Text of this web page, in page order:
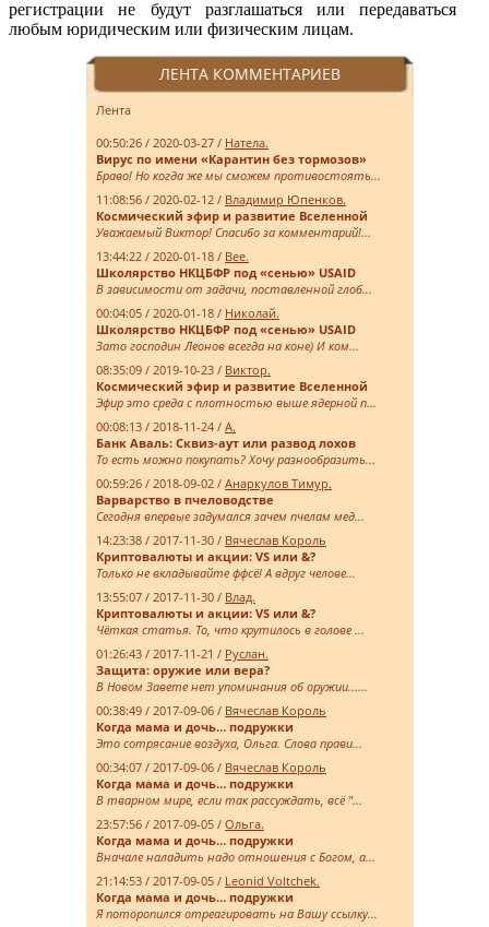
регистрации не будут разглашаться или передаваться
любым юридическим или физическим лицам.
ЛЕНТА КОММЕНТАРИЕВ
Лента
00:50:26 / 2020-03-27 / Натела.
Вирус по имени «Карантин без тормозов»
Браво! Но когда же мы сможем противостоять...
11:08:56 / 2020-02-12 / Владимир Юпенков.
Космический эфир и развитие Вселенной
Уважаемый Виктор! Спасибо за комментарий!...
13:44:22 / 2020-01-18 / Bee.
Школярство НКЦБФР под «сенью» USAID
В зависимости от задачи, поставленной глоб...
00:04:05 / 2020-01-18 / Николай.
Школярство НКЦБФР под «сенью» USAID
Зато господин Леонов всегда на коне) И ком...
08:35:09 / 2019-10-23 / Виктор.
Космический эфир и развитие Вселенной
Эфир это среда с плотностью выше ядерной п...
00:08:13 / 2018-11-24 / А.
Банк Аваль: Сквиз-аут или развод лохов
То есть можно покупать? Хочу разнообразить...
00:59:26 / 2018-09-02 / Анаркулов Тимур.
Варварство в пчеловодстве
Сегодня впервые задумался зачем пчелам мед...
14:23:38 / 2017-11-30 / Вячеслав Король
Криптовалюты и акции: VS или &?
Только не вкладывайте ффсё! А вдруг челове...
13:55:07 / 2017-11-30 / Влад.
Криптовалюты и акции: VS или &?
Чёткая статья. То, что крутилось в голове ...
01:26:43 / 2017-11-21 / Руслан.
Защита: оружие или вера?
В Новом Завете нет упоминания об оружии......
00:38:49 / 2017-09-06 / Вячеслав Король
Когда мама и дочь… подружки
Это сотрясание воздуха, Ольга. Слова прави...
00:34:07 / 2017-09-06 / Вячеслав Король
Когда мама и дочь… подружки
В тварном мире, если так рассуждать, всё "...
23:57:56 / 2017-09-05 / Ольга.
Когда мама и дочь… подружки
Вначале наладить надо отношения с Богом, а...
21:14:53 / 2017-09-05 / Leonid Voltchek.
Когда мама и дочь… подружки
Я поторопился отреагировать на Вашу ссылку...